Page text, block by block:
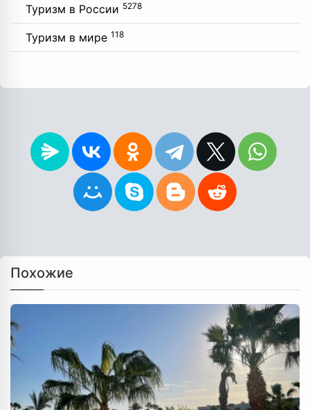
Туризм в России 5278
Туризм в мире 118
Похожие